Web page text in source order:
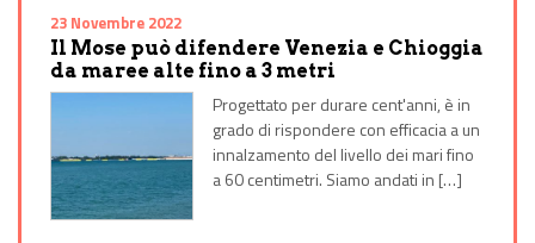
23 Novembre 2022
Il Mose può difendere Venezia e Chioggia
da maree alte fino a 3 metri
Progettato per durare cent'anni, è in
grado di rispondere con efficacia a un
innalzamento del livello dei mari fino
a 60 centimetri. Siamo andati in […]